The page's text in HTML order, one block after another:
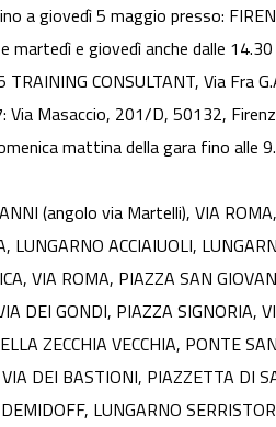
a giovedì 5 maggio presso:
martedì e giovedì anche dalle
CONSULTANT, Via Fra
Masaccio, 201/D, 50132,
mattina della gara fino alle 9.
(angolo via Martelli), VIA
LUNGARNO ACCIAIUOLI,
VIA ROMA, PIAZZA SAN
DEI GONDI, PIAZZA SIGNORIA,
ZECCHIA VECCHIA, PONTE
DEI BASTIONI, PIAZZETTA DI
LUNGARNO